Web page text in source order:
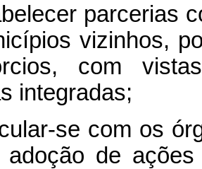
parcerias
vizinhos,
com
integradas;
se com os
de